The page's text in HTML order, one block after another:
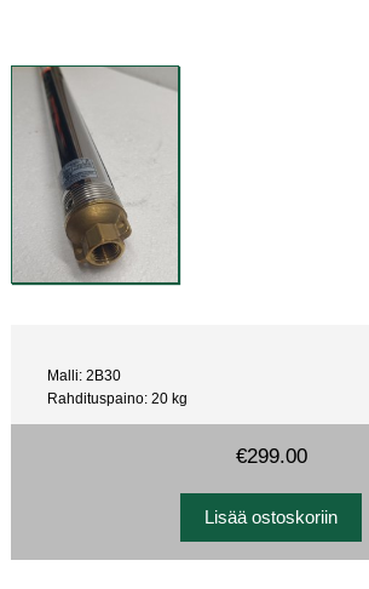
Malli: 2B30
Rahdituspaino: 20 kg
€299.00